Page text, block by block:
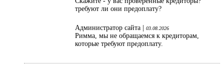
требуют ли они предоплату?
Администратор сайта | 03.08.2026
Римма, мы не обращаемся к кредиторам,
которые требуют предоплату.